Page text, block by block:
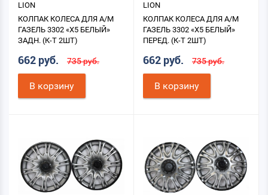
LION
КОЛПАК КОЛЕСА ДЛЯ А/М
ГАЗЕЛЬ 3302 «X5 БЕЛЫЙ»
ЗАДН. (К-Т 2ШТ)
662 руб. 735 руб.
В корзину
LION
КОЛПАК КОЛЕСА ДЛЯ А/М
ГАЗЕЛЬ 3302 «X5 БЕЛЫЙ»
ПЕРЕД. (К-Т 2ШТ)
662 руб. 735 руб.
В корзину